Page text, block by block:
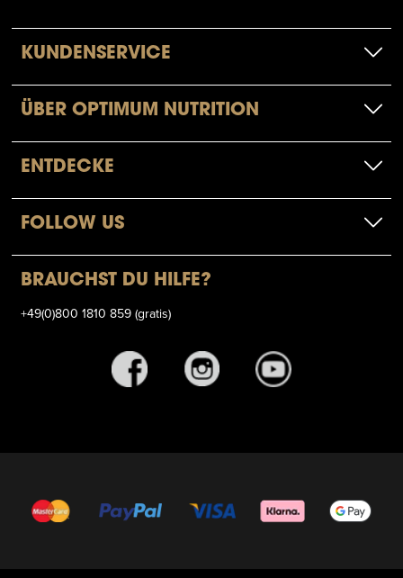
KUNDENSERVICE
ÜBER OPTIMUM NUTRITION
ENTDECKE
FOLLOW US
BRAUCHST DU HILFE?
+49(0)800 1810 859 (gratis)